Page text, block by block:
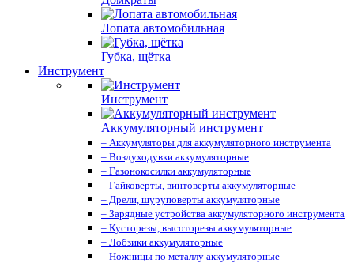
Лопата автомобильная
Губка, щётка
Инструмент
Инструмент
Аккумуляторный инструмент
– Аккумуляторы для аккумуляторного инструмента
– Воздуходувки аккумуляторные
– Газонокосилки аккумуляторные
– Гайковерты, винтоверты аккумуляторные
– Дрели, шуруповерты аккумуляторные
– Зарядные устройства аккумуляторного инструмента
– Кусторезы, высоторезы аккумуляторные
– Лобзики аккумуляторные
– Ножницы по металлу аккумуляторные